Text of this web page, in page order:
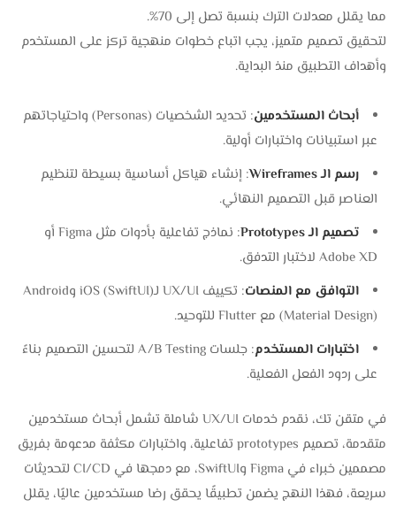
مما يقلل معدلات الترك بنسبة تصل إلى 70%.
لتحقيق تصميم متميز، يجب اتباع خطوات منهجية تركز على المستخدم
وأهداف التطبيق منذ البداية.
أبحاث المستخدمين
: تحديد الشخصيات (Personas) واحتياجاتهم
عبر استبيانات واختبارات أولية.
رسم الـ Wireframes
: إنشاء هياكل أساسية بسيطة لتنظيم
العناصر قبل التصميم النهائي.
تصميم الـ Prototypes
: نماذج تفاعلية بأدوات مثل Figma أو
Adobe XD لاختبار التدفق.
التوافق مع المنصات
: تكييف UX/UI لـiOS (SwiftUI) وAndroid
(Material Design) مع Flutter للتوحيد.
اختبارات المستخدم
: جلسات A/B Testing لتحسين التصميم بناءً
على ردود الفعل الفعلية.
في متقن تك، نقدم خدمات UX/UI شاملة تشمل أبحاث مستخدمين
متقدمة، تصميم prototypes تفاعلية، واختبارات مكثفة مدعومة بفريق
مصممين خبراء في Figma وSwiftUI، مع دمجها في CI/CD لتحديثات
سريعة، فهذا النهج يضمن تطبيقًا يحقق رضا مستخدمين عاليًا، يقلل